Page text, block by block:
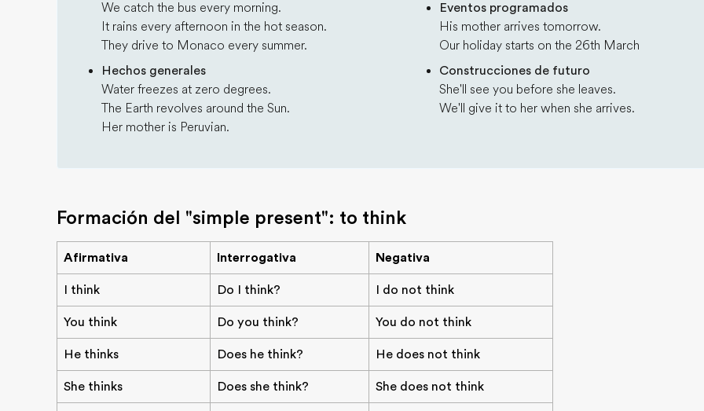
We catch the bus every morning.
It rains every afternoon in the hot season.
They drive to Monaco every summer.
Hechos generales
Water freezes at zero degrees.
The Earth revolves around the Sun.
Her mother is Peruvian.
Eventos programados
His mother arrives tomorrow.
Our holiday starts on the 26th March
Construcciones de futuro
She'll see you before she leaves.
We'll give it to her when she arrives.
Formación del "simple present": to think
Afirmativa Interrogativa Negativa
I think Do I think? I do not think
You think Do you think? You do not think
He thinks Does he think? He does not think
She thinks Does she think? She does not think